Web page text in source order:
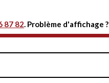
87 82. Problème d'affichage ?